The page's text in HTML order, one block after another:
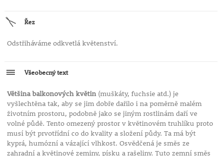
Řez
Odstřiháváme odkvetlá květenství.
Všeobecný text
Většina balkonových květin(muškáty, fuchsie atd.) je
vyšlechtěna tak, aby se jim dobře dařilo i na poměrně malém
životním prostoru, podobně jako se jiným rostlinám daří ve
volné půdě. Tento omezený prostor v květinovém truhlíku proto
musí být prvotřídní co do kvality a složení půdy. Ta má být
kyprá, humózní a vázající vlhkost. Osvědčená je směs ze
zahradní a květinové zeminy, písku a rašeliny. Tuto zemní směs